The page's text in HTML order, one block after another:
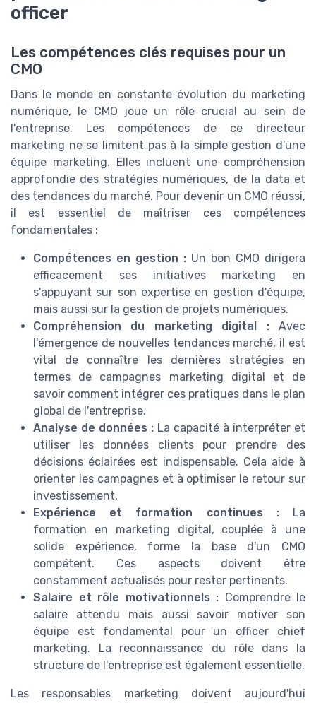
officer
Les compétences clés requises pour un
CMO
Dans le monde en constante évolution du marketing
numérique, le CMO joue un rôle crucial au sein de
l'entreprise. Les compétences de ce directeur
marketing ne se limitent pas à la simple gestion d'une
équipe marketing. Elles incluent une compréhension
approfondie des stratégies numériques, de la data et
des tendances du marché. Pour devenir un CMO réussi,
il est essentiel de maîtriser ces compétences
fondamentales :
Compétences en gestion : Un bon CMO dirigera
efficacement ses initiatives marketing en
s'appuyant sur son expertise en gestion d'équipe,
mais aussi sur la gestion de projets numériques.
Compréhension du marketing digital :Avec
l'émergence de nouvelles tendances marché, il est
vital de connaître les dernières stratégies en
termes de campagnes marketing digital et de
savoir comment intégrer ces pratiques dans le plan
global de l'entreprise.
Analyse de données : La capacité à interpréter et
utiliser les données clients pour prendre des
décisions éclairées est indispensable. Cela aide à
orienter les campagnes et à optimiser le retour sur
investissement.
Expérience et formation continues :La
formation en marketing digital, couplée à une
solide expérience, forme la base d'un CMO
compétent. Ces aspects doivent être
constamment actualisés pour rester pertinents.
Salaire et rôle motivationnels : Comprendre le
salaire attendu mais aussi savoir motiver son
équipe est fondamental pour un officer chief
marketing. La reconnaissance du rôle dans la
structure de l'entreprise est également essentielle.
Les responsables marketing doivent aujourd'hui